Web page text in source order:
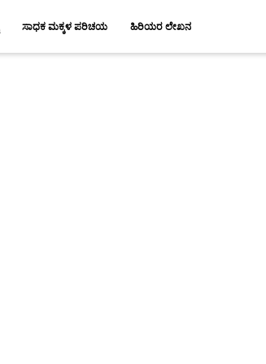
ಸಾಧಕ ಮಕ್ಕಳ ಪರಿಚಯ ಹಿರಿಯರ ಲೇಖನ